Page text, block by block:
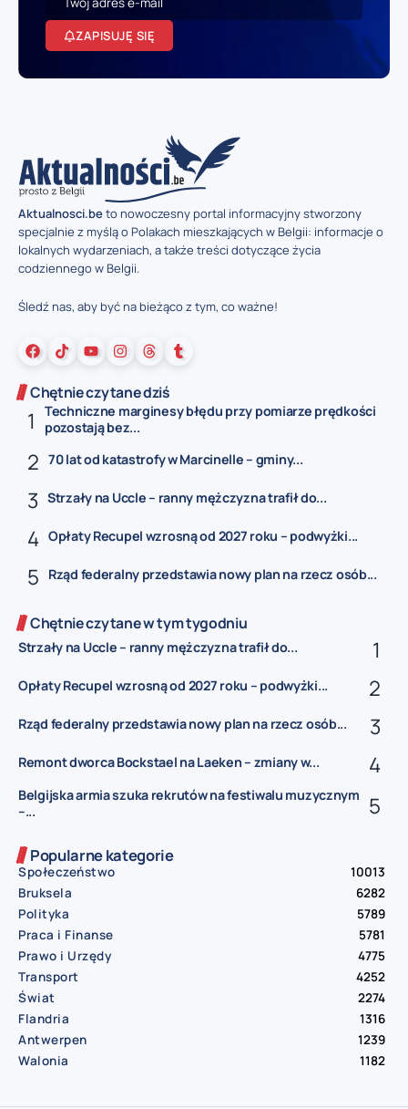
ZAPISUJĘ SIĘ
Aktualnosci.beto nowoczesny portal informacyjny stworzony
specjalnie z myślą o Polakach mieszkających w Belgii: informacje o
lokalnych wydarzeniach, a także treści dotyczące życia
codziennego w Belgii.
Śledź nas, aby być na bieżąco z tym, co ważne!
Chętnie czytane dziś
Techniczne marginesy błędu przy pomiarze prędkości
pozostają bez...
70 lat od katastrofy w Marcinelle – gminy...
Strzały na Uccle – ranny mężczyzna trafił do...
Opłaty Recupel wzrosną od 2027 roku – podwyżki...
Rząd federalny przedstawia nowy plan na rzecz osób...
Chętnie czytane w tym tygodniu
Strzały na Uccle – ranny mężczyzna trafił do...
Opłaty Recupel wzrosną od 2027 roku – podwyżki...
Rząd federalny przedstawia nowy plan na rzecz osób...
Remont dworca Bockstael na Laeken – zmiany w...
Belgijska armia szuka rekrutów na festiwalu muzycznym
–...
Popularne kategorie
Społeczeństwo
10013
Bruksela
6282
Polityka
5789
Praca i Finanse
5781
Prawo i Urzędy
4775
Transport
4252
Świat
2274
Flandria
1316
Antwerpen
1239
Walonia
1182